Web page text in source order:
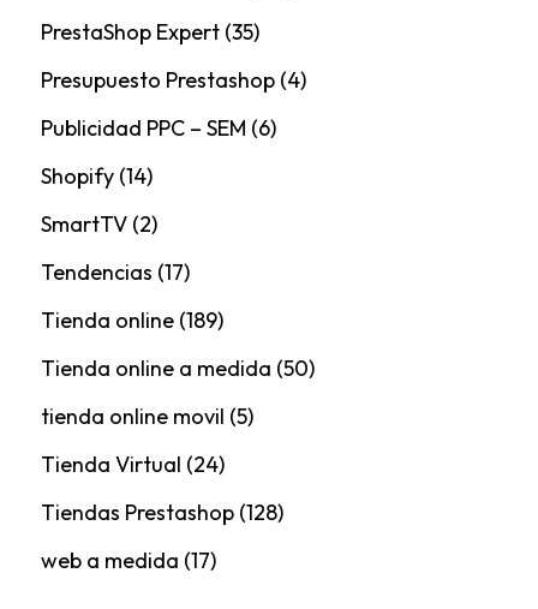
PrestaShop Expert(35)
Presupuesto Prestashop(4)
Publicidad PPC – SEM (6)
Shopify(14)
SmartTV(2)
Tendencias (17)
Tienda online(189)
Tienda online a medida (50)
tienda online movil (5)
Tienda Virtual (24)
Tiendas Prestashop(128)
web a medida (17)